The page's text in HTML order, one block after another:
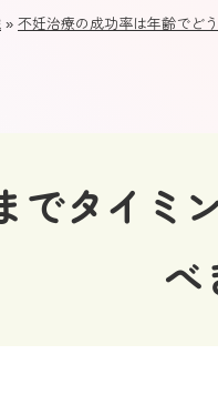
» 不妊治療の成功率は年齢でど
でタイミ
べ